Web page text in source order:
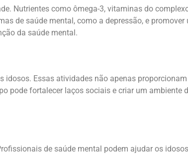
Nutrientes como ômega-3, vitaminas do
de saúde mental, como a depressão, e
da saúde mental.
Essas atividades não apenas
pode fortalecer laços sociais e criar um ambiente
de saúde mental podem ajudar os